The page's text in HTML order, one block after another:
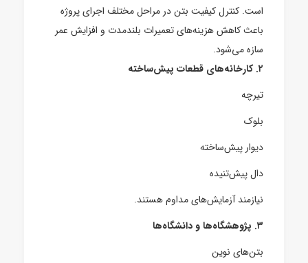
است. کنترل کیفیت بتن در مراحل مختلف اجرای پروژه
باعث کاهش هزینه‌های تعمیرات بلندمدت و افزایش عمر
سازه می‌شود.
۲. کارخانه‌های قطعات پیش‌ساخته
تیرچه
بلوک
دیوار پیش‌ساخته
دال پیش‌تنیده
نیازمند آزمایش‌های مداوم هستند.
۳. پژوهشگاه‌ها و دانشگاه‌ها
بتن‌های نوین